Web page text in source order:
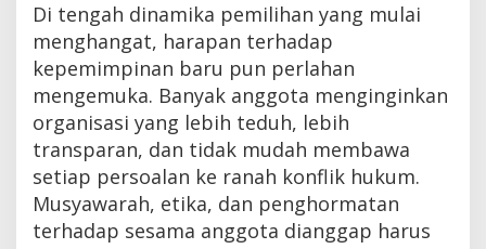
Di tengah dinamika pemilihan yang mulai
menghangat, harapan terhadap
kepemimpinan baru pun perlahan
mengemuka. Banyak anggota menginginkan
organisasi yang lebih teduh, lebih
transparan, dan tidak mudah membawa
setiap persoalan ke ranah konflik hukum.
Musyawarah, etika, dan penghormatan
terhadap sesama anggota dianggap harus